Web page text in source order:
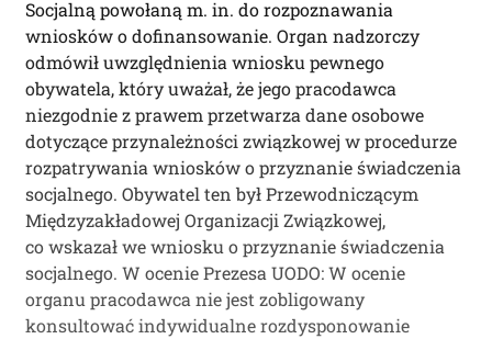
Socjalną powołaną m. in. do rozpoznawania
wniosków o dofinansowanie. Organ nadzorczy
odmówił uwzględnienia wniosku pewnego
obywatela, który uważał, że jego pracodawca
niezgodnie z prawem przetwarza dane osobowe
dotyczące przynależności związkowej w procedurze
rozpatrywania wniosków o przyznanie świadczenia
socjalnego. Obywatel ten był Przewodniczącym
Międzyzakładowej Organizacji Związkowej,
co wskazał we wniosku o przyznanie świadczenia
socjalnego. W ocenie Prezesa UODO: W ocenie
organu pracodawca nie jest zobligowany
konsultować indywidualne rozdysponowanie